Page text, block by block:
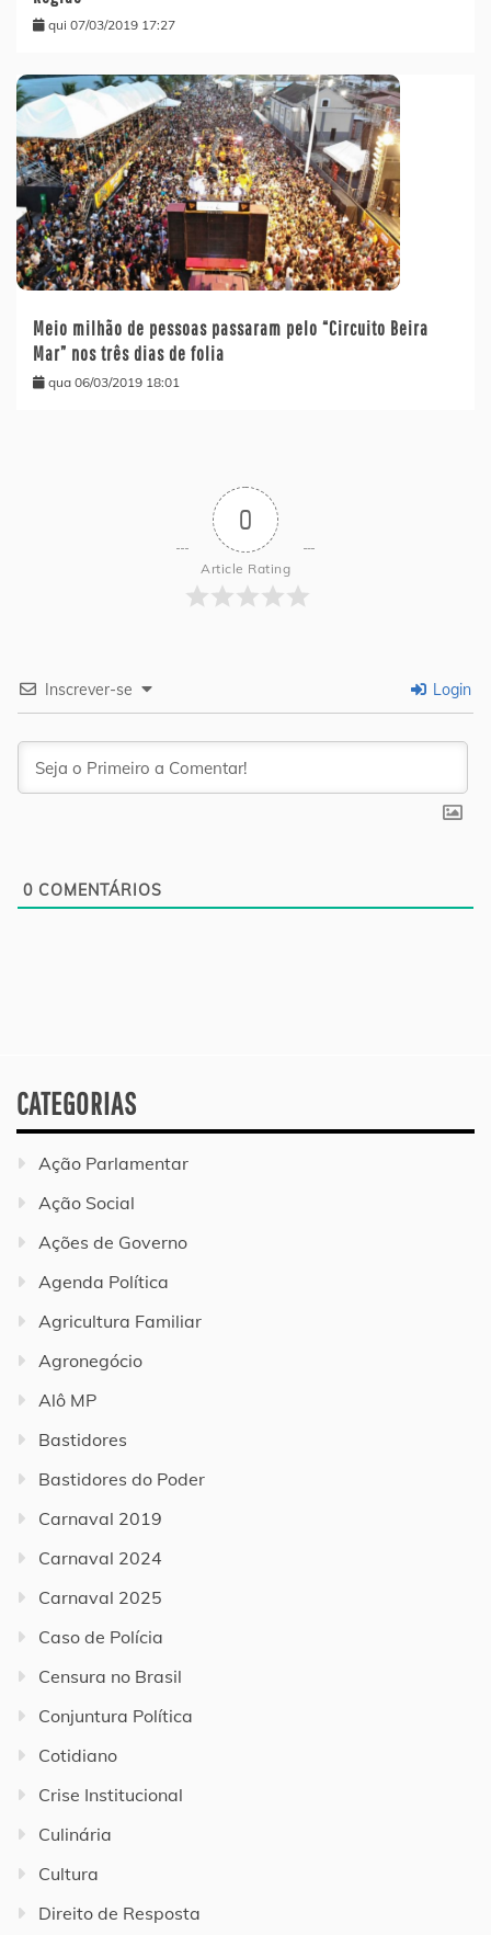
qui 07/03/2019 17:27
Meio milhão de pessoas passaram pelo “Circuito Beira
Mar” nos três dias de folia
qua 06/03/2019 18:01
0
Article Rating
Inscrever-se Login
0 COMENTÁRIOS
CATEGORIAS
Ação Parlamentar
Ação Social
Ações de Governo
Agenda Política
Agricultura Familiar
Agronegócio
Alô MP
Bastidores
Bastidores do Poder
Carnaval 2019
Carnaval 2024
Carnaval 2025
Caso de Polícia
Censura no Brasil
Conjuntura Política
Cotidiano
Crise Institucional
Culinária
Cultura
Direito de Resposta